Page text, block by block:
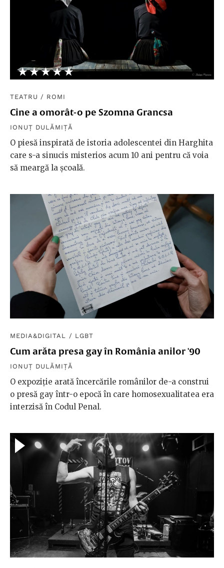
★★★★★
☆☆☆☆☆
TEATRU / ROMI
Cine a omorât-o pe Szomna Grancsa
IONUȚ DULĂMIȚĂ
O piesă inspirată de istoria adolescentei din Harghita
care s-a sinucis misterios acum 10 ani pentru că voia
să meargă la școală.
MEDIA&DIGITAL / LGBT
Cum arăta presa gay în România anilor '90
IONUȚ DULĂMIȚĂ
O expoziție arată încercările românilor de-a construi
o presă gay într-o epocă în care homosexualitatea era
interzisă în Codul Penal.